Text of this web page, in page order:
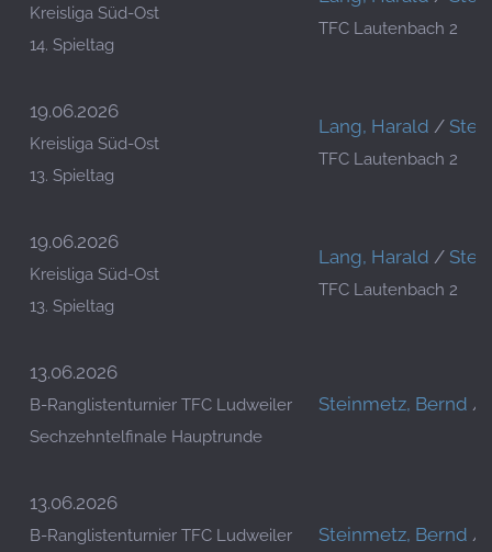
Kreisliga Süd-Ost
14. Spieltag
TFC Lautenbach 2
19.06.2026
Kreisliga Süd-Ost
13. Spieltag
Lang, Harald /
TFC Lautenbach 2
19.06.2026
Kreisliga Süd-Ost
13. Spieltag
Lang, Harald /
TFC Lautenbach 2
13.06.2026
B-Ranglistenturnier TFC Ludweiler
Sechzehntelfinale Hauptrunde
Steinmetz, Bernd /
13.06.2026
B-Ranglistenturnier TFC Ludweiler
Steinmetz, Bernd /